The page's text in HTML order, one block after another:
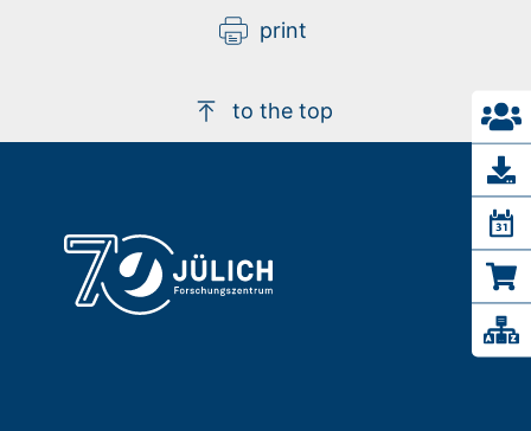
print
to the top